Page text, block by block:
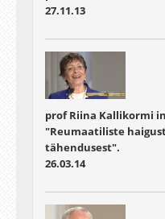
27.11.13
prof Riina Kallikormi
"Reumaatiliste
tähendusest".
26.03.14